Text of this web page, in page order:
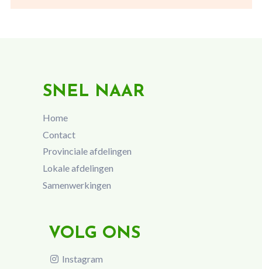
SNEL NAAR
Home
Contact
Provinciale afdelingen
Lokale afdelingen
Samenwerkingen
VOLG ONS
Instagram